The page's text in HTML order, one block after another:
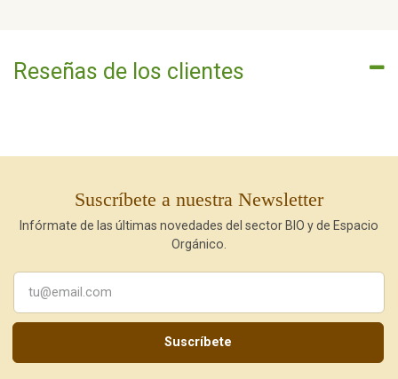
Reseñas de los clientes
Suscríbete a nuestra Newsletter
Infórmate de las últimas novedades del sector BIO y de Espacio
Orgánico.
Suscríbete